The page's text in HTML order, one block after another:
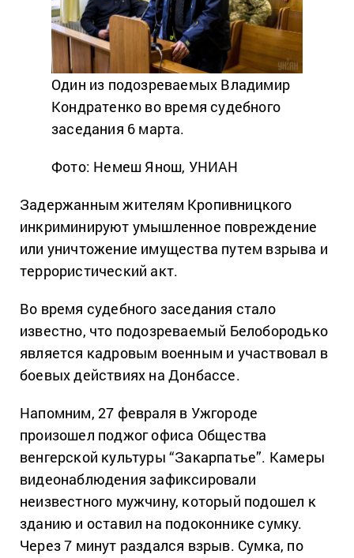
Один из подозреваемых Владимир
Кондратенко во время судебного
заседания 6 марта.
Фото: Немеш Янош, УНИАН
Задержанным жителям Кропивницкого
инкриминируют умышленное повреждение
или уничтожение имущества путем взрыва и
террористический акт.
Во время судебного заседания стало
известно, что подозреваемый Белобородько
является кадровым военным и участвовал в
боевых действиях на Донбассе.
Напомним, 27 февраля в Ужгороде
произошел поджог офиса Общества
венгерской культуры “Закарпатье”. Камеры
видеонаблюдения зафиксировали
неизвестного мужчину, который подошел к
зданию и оставил на подоконнике сумку.
Через 7 минут раздался взрыв. Сумка, по